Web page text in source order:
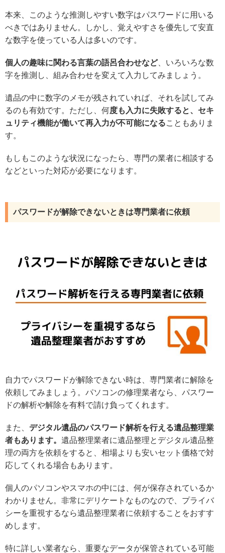
本来、このような推測しやすい数字はパスワードに用いる
べきではありません。しかし、覚えやすさを優先して安直
な数字を使っている人は多いのです。
個人の趣味に関わる言葉の語呂合わせなど、いろいろな数
字を推測し、組み合わせを変えて入力してみましょう。
遺品の中に数字のメモが残されていれば、それを試してみ
るのも有効です。ただし、何度も入力に失敗すると、セキ
ュリティ機能が働いて再入力が不可能になることもありま
す。
もしもこのような状況になったら、専門の業者に相談する
などといった対応が必要になります。
パスワードが解除できないときは専門業者に依頼
自力でパスワードが解除できない時は、専門業者に解除を
依頼してみましょう。パソコンの修理業者なら、パスワー
ドの解析や解除を有料で請け負ってくれます。
また、 デジタル遺品のパスワード解析を行える遺品整理業
者もあります。 遺品整理業者に遺品整理とデジタル遺品整
理の両方を依頼をすると、相場よりも安いセット価格で対
応してくれる場合もあります。
個人のパソコンやスマホの中には、何が保存されているか
わかりません。非常にデリケートなものなので、プライバ
シーを重視するなら遺品整理業者に依頼することをおすす
めします。
特に詳しい業者なら、重要なデータが保管されている可能